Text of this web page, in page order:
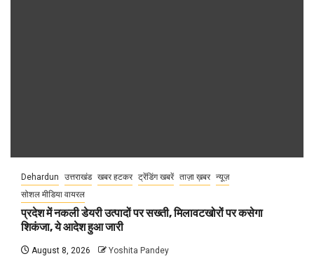
Dehardun उत्तराखंड खबर हटकर ट्रेंडिंग खबरें ताज़ा ख़बर न्यूज़
सोशल मीडिया वायरल
प्रदेश में नकली डेयरी उत्पादों पर सख्ती, मिलावटखोरों पर कसेगा
शिकंजा, ये आदेश हुआ जारी
August 8, 2026 Yoshita Pandey